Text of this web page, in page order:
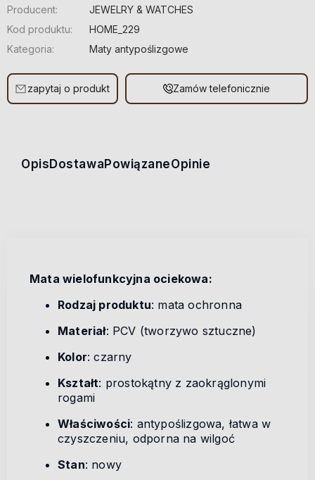
Producent:
JEWELRY & WATCHES
Kod produktu:
HOME_229
Kategoria:
Maty antypoślizgowe
zapytaj o produkt Zamów telefonicznie
Opis Dostawa PowiązaneOpinie
Mata wielofunkcyjna ociekowa:
Rodzaj produktu: mata ochronna
Materiał: PCV (tworzywo sztuczne)
Kolor: czarny
Kształt: prostokątny z zaokrąglonymi
rogami
Właściwości: antypoślizgowa, łatwa w
czyszczeniu, odporna na wilgoć
Stan: nowy